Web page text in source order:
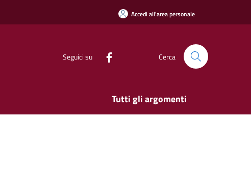
Accedi all'area personale
Seguici su Cerca
Tutti gli argomenti